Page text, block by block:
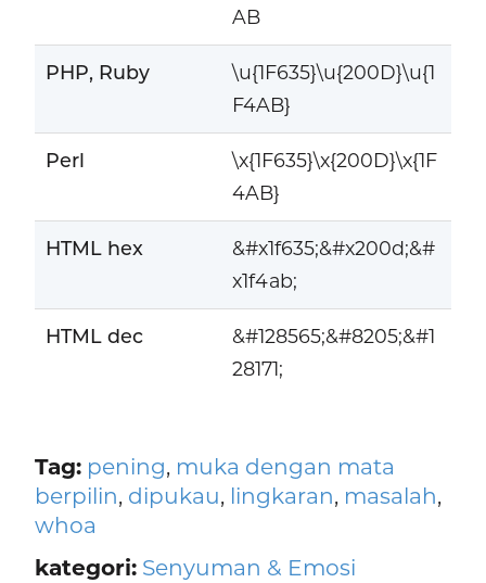
AB
PHP, Ruby
\u{1F635}\u{200D}\u{1
F4AB}
Perl
\x{1F635}\x{200D}\x{1F
4AB}
HTML hex
&#x1f635;&#x200d;&#
x1f4ab;
HTML dec
&#128565;&#8205;&#1
28171;
Tag: pening, muka dengan mata
berpilin, dipukau, lingkaran, masalah,
whoa
kategori: Senyuman & Emosi